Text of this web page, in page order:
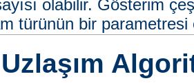
olabilir. Gösterim
türünün bir parametresi